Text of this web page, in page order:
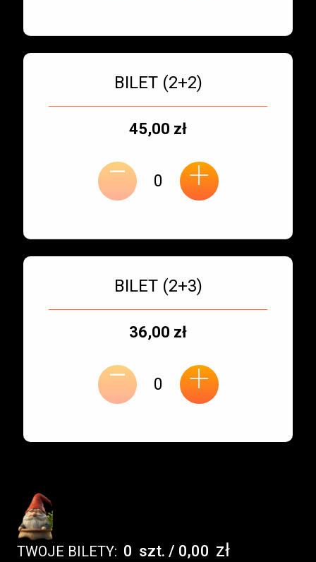
Bilet numer 3
Typ
biletu:
BILET (2+2)
Typ
Cena
45,00 zł
- +
Bilet numer 4
Typ
biletu:
BILET (2+3)
Typ
Cena
36,00 zł
- +
TWOJE BILETY: 0 szt. / 0,00 zł